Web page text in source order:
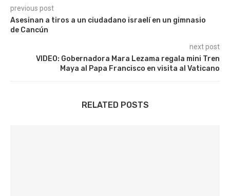
previous post
Asesinan a tiros a un ciudadano israelí en un gimnasio
de Cancún
next post
VIDEO: Gobernadora Mara Lezama regala mini Tren
Maya al Papa Francisco en visita al Vaticano
RELATED POSTS